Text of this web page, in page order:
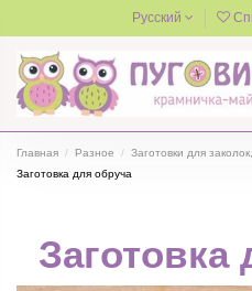
Русский
Главная Разное
Заготовки для
Заготовка для обруча
Заготовка